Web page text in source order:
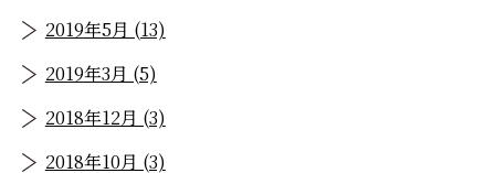
2019年5月 (13)
2019年3月 (5)
2018年12月 (3)
2018年10月 (3)